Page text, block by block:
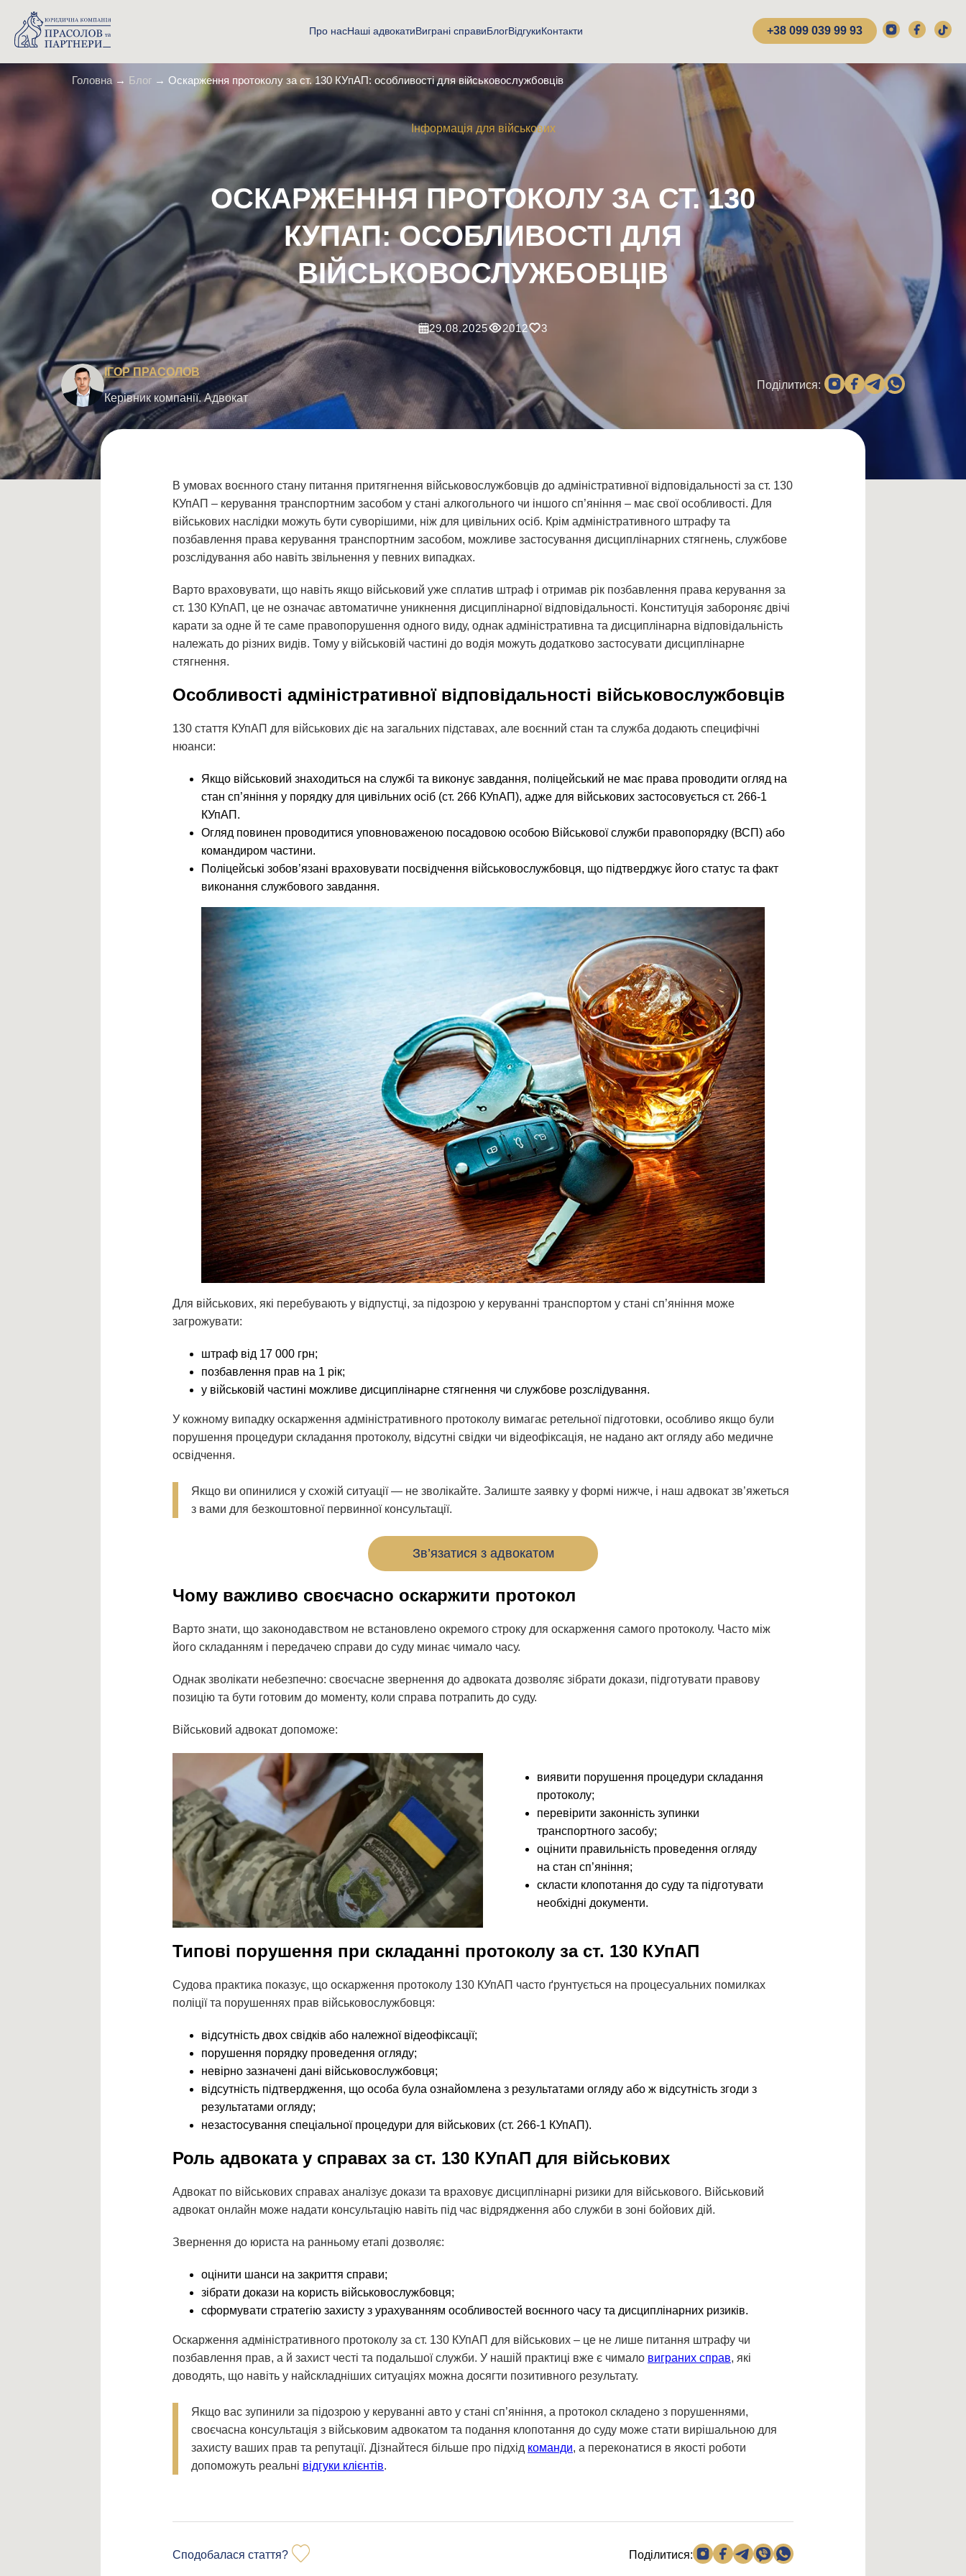
Про насНаші адвокатиВиграні справиБлогВідгукиКонтакти +38 099 039 99 93
Головна→ Блог → Оскарження протоколу за ст. 130 КУпАП: особливості для військовослужбовців
Інформація для військових
ОСКАРЖЕННЯ ПРОТОКОЛУ ЗА СТ. 130
КУПАП: ОСОБЛИВОСТІ ДЛЯ
ВІЙСЬКОВОСЛУЖБОВЦІВ
29.08.2025 2012 3
ІГОР ПРАСОЛОВ
Керівник компанії. Адвокат
Поділитися:
В умовах воєнного стану питання притягнення військовослужбовців до адміністративної відповідальності за ст. 130
КУпАП – керування транспортним засобом у стані алкогольного чи іншого сп’яніння – має свої особливості. Для
військових наслідки можуть бути суворішими, ніж для цивільних осіб. Крім адміністративного штрафу та
позбавлення права керування транспортним засобом, можливе застосування дисциплінарних стягнень, службове
розслідування або навіть звільнення у певних випадках.
Варто враховувати, що навіть якщо військовий уже сплатив штраф і отримав рік позбавлення права керування за
ст. 130 КУпАП, це не означає автоматичне уникнення дисциплінарної відповідальності. Конституція забороняє двічі
карати за одне й те саме правопорушення одного виду, однак адміністративна та дисциплінарна відповідальність
належать до різних видів. Тому у військовій частині до водія можуть додатково застосувати дисциплінарне
стягнення.
Особливості адміністративної відповідальності військовослужбовців
130 стаття КУпАП для військових діє на загальних підставах, але воєнний стан та служба додають специфічні
нюанси:
Якщо військовий знаходиться на службі та виконує завдання, поліцейський не має права проводити огляд на
стан сп’яніння у порядку для цивільних осіб (ст. 266 КУпАП), адже для військових застосовується ст. 266-1
КУпАП.
Огляд повинен проводитися уповноваженою посадовою особою Військової служби правопорядку (ВСП) або
командиром частини.
Поліцейські зобов’язані враховувати посвідчення військовослужбовця, що підтверджує його статус та факт
виконання службового завдання.
Для військових, які перебувають у відпустці, за підозрою у керуванні транспортом у стані сп’яніння може
загрожувати:
штраф від 17 000 грн;
позбавлення прав на 1 рік;
у військовій частині можливе дисциплінарне стягнення чи службове розслідування.
У кожному випадку оскарження адміністративного протоколу вимагає ретельної підготовки, особливо якщо були
порушення процедури складання протоколу, відсутні свідки чи відеофіксація, не надано акт огляду або медичне
освідчення.
Якщо ви опинилися у схожій ситуації — не зволікайте. Залиште заявку у формі нижче, і наш адвокат зв’яжеться
з вами для безкоштовної первинної консультації.
Зв’язатися з адвокатом
Чому важливо своєчасно оскаржити протокол
Варто знати, що законодавством не встановлено окремого строку для оскарження самого протоколу. Часто між
його складанням і передачею справи до суду минає чимало часу.
Однак зволікати небезпечно: своєчасне звернення до адвоката дозволяє зібрати докази, підготувати правову
позицію та бути готовим до моменту, коли справа потрапить до суду.
Військовий адвокат допоможе:
виявити порушення процедури складання
протоколу;
перевірити законність зупинки
транспортного засобу;
оцінити правильність проведення огляду
на стан сп’яніння;
скласти клопотання до суду та підготувати
необхідні документи.
Типові порушення при складанні протоколу за ст. 130 КУпАП
Судова практика показує, що оскарження протоколу 130 КУпАП часто ґрунтується на процесуальних помилках
поліції та порушеннях прав військовослужбовця:
відсутність двох свідків або належної відеофіксації;
порушення порядку проведення огляду;
невірно зазначені дані військовослужбовця;
відсутність підтвердження, що особа була ознайомлена з результатами огляду або ж відсутність згоди з
результатами огляду;
незастосування спеціальної процедури для військових (ст. 266-1 КУпАП).
Роль адвоката у справах за ст. 130 КУпАП для військових
Адвокат по військових справах аналізує докази та враховує дисциплінарні ризики для військового. Військовий
адвокат онлайн може надати консультацію навіть під час відрядження або служби в зоні бойових дій.
Звернення до юриста на ранньому етапі дозволяє:
оцінити шанси на закриття справи;
зібрати докази на користь військовослужбовця;
сформувати стратегію захисту з урахуванням особливостей воєнного часу та дисциплінарних ризиків.
Оскарження адміністративного протоколу за ст. 130 КУпАП для військових – це не лише питання штрафу чи
позбавлення прав, а й захист честі та подальшої служби. У нашій практиці вже є чимало виграних справ, які
доводять, що навіть у найскладніших ситуаціях можна досягти позитивного результату.
Якщо вас зупинили за підозрою у керуванні авто у стані сп’яніння, а протокол складено з порушеннями,
своєчасна консультація з військовим адвокатом та подання клопотання до суду може стати вирішальною для
захисту ваших прав та репутації. Дізнайтеся більше про підхід команди, а переконатися в якості роботи
допоможуть реальні відгуки клієнтів.
Сподобалася стаття? Поділитися: